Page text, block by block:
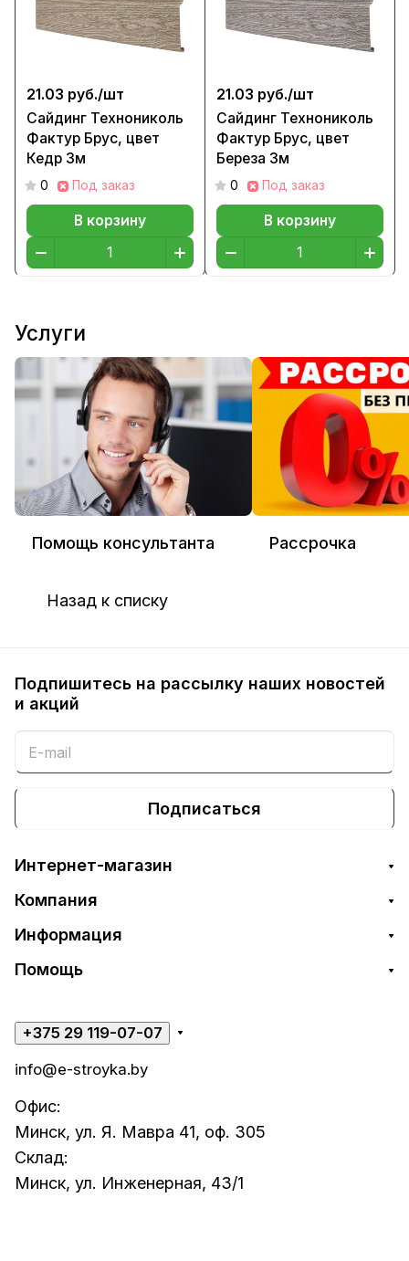
21.03 руб./шт
Сайдинг Технониколь
Фактур Брус, цвет
Кедр 3м
0 Под заказ
В корзину
21.03 руб./шт
Сайдинг Технониколь
Фактур Брус, цвет
Береза 3м
0 Под заказ
В корзину
Услуги
Помощь консультанта Рассрочка
Назад к списку
Подпишитесь на рассылку наших новостей
и акций
Подписаться
Интернет-магазин
Компания
Информация
Помощь
+375 29 119-07-07
info@e-stroyka.by
Офис:
Минск, ул. Я. Мавра 41, оф. 305
Склад:
Минск, ул. Инженерная, 43/1